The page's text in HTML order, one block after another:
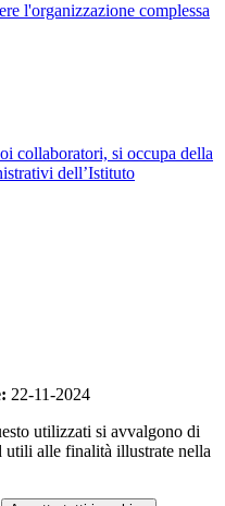
l'organizzazione complessa
collaboratori, si occupa della
dell’Istituto
22-11-2024
utilizzati si avvalgono di
utili alle finalità illustrate nella